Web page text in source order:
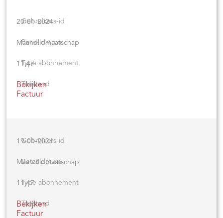
20-01-2024
Maandlidmaatschap
11,47
Bekijken
Factuur
19-01-2024
Maandlidmaatschap
11,47
Bekijken
Factuur